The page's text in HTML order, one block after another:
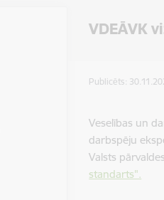
VDEĀVK
Publicēts:
Veselības un
darbspēju
Valsts
standarts".